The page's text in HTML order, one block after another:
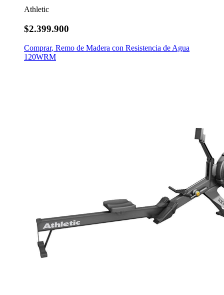
Athletic
$2.399.900
Comprar, Remo de Madera con Resistencia de Agua
120WRM